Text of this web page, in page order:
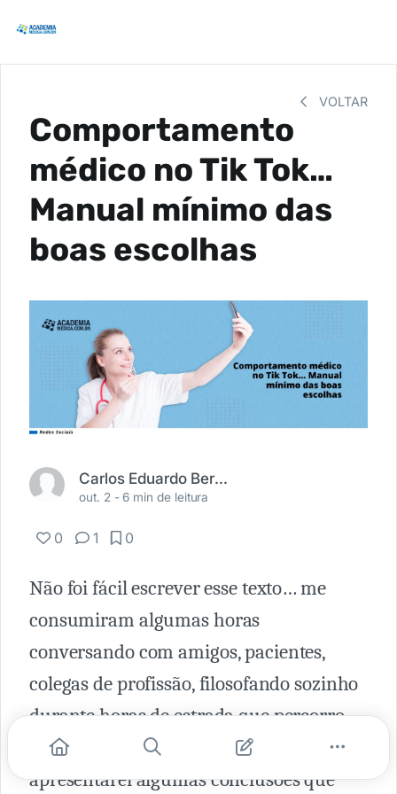
VOLTAR
Comportamento
médico no Tik Tok…
Manual mínimo das
boas escolhas
Carlos Eduardo Bernini Kapins
out. 2 -6 min de leitura
0 1 0
Não foi fácil escrever esse texto… me
consumiram algumas horas
conversando com amigos, pacientes,
colegas de profissão, filosofando sozinho
durante horas de estrada que percorro
toda semana, lendo textos… enfim, aqui
apresentarei algumas conclusões que